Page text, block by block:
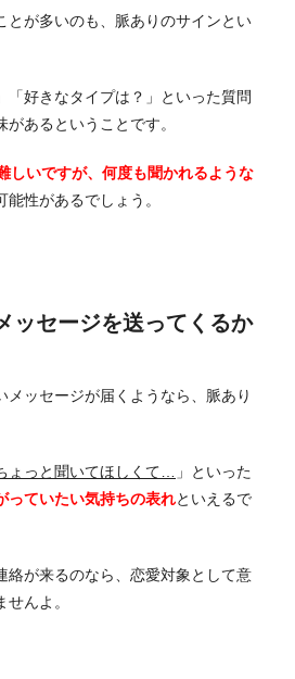
とが多いのも、脈ありのサインとい
「好きなタイプは？」といった質問
あるということです。
しいですが、何度も聞かれるような
能性があるでしょう。
ッセージを送ってくるか
メッセージが届くようなら、脈あり
ょっと聞いてほしくて…
」といった
っていたい気持ちの表れといえるで
絡が来るのなら、恋愛対象として意
んよ。